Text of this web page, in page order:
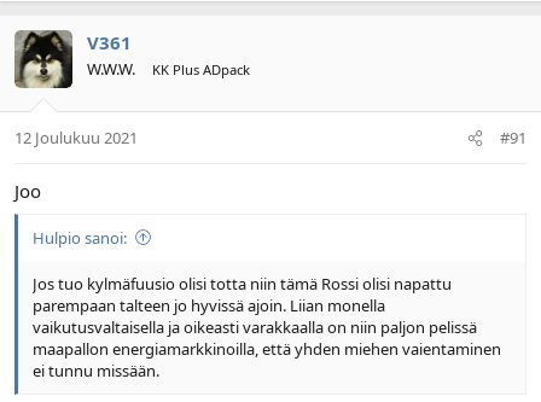
V361
W.W.W. KK Plus ADpack
12 Joulukuu 2021 #91
Joo
Hulpio sanoi:
Jos tuo kylmäfuusio olisi totta niin tämä Rossi olisi napattu
parempaan talteen jo hyvissä ajoin. Liian monella
vaikutusvaltaisella ja oikeasti varakkaalla on niin paljon pelissä
maapallon energiamarkkinoilla, että yhden miehen vaientaminen
ei tunnu missään.